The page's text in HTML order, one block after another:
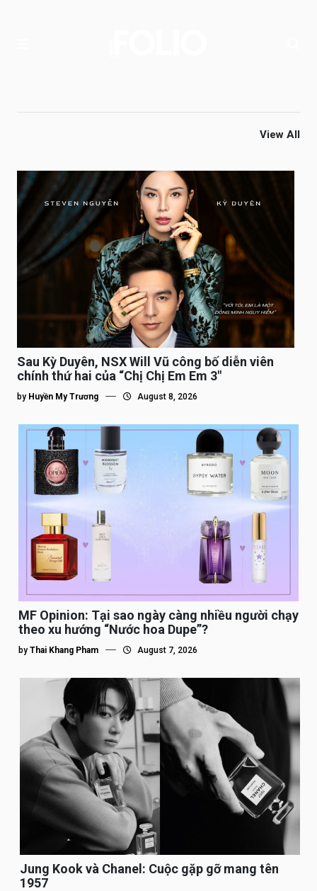
View All
Sau Kỳ Duyên, NSX Will Vũ công bố diễn viên
chính thứ hai của “Chị Chị Em Em 3″
by Huyền My Trương August 8, 2026
MF Opinion: Tại sao ngày càng nhiều người chạy
theo xu hướng “Nước hoa Dupe”?
by Thai Khang Pham August 7, 2026
Jung Kook và Chanel: Cuộc gặp gỡ mang tên
1957